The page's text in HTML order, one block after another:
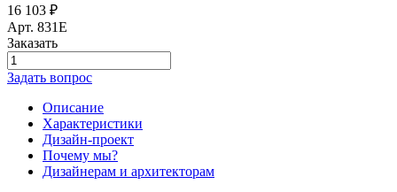
16 103 ₽
Арт. 831Е
Заказать
Задать вопрос
Описание
Характеристики
Дизайн-проект
Почему мы?
Дизайнерам и архитекторам